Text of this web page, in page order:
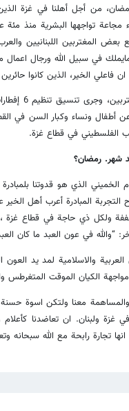
من أجل أهلنا في غزة
تواجهها البشرية منذ
بعض المغتربين اللبنانيين
في سبيل الله ورجال اعمال
الخير، الذين كانوا
وبدأت
أطفال ونساء وكبار السن في
الفلسطيني في قطاع غزة.
شهر. رمضان؟
الذي هو قدوتنا
المبادرة أعرب أهل
ولكل ذي حاجة في قطاع
“والله في عون العبد ما كان
والاسلامية لمد يد
الكيان الموقت المتغرطس
والمساهمة معنا ولتكن اسوة
غزة ولبنان. ان تعاضدنا
تجارة رابحة مع الله سبحانه